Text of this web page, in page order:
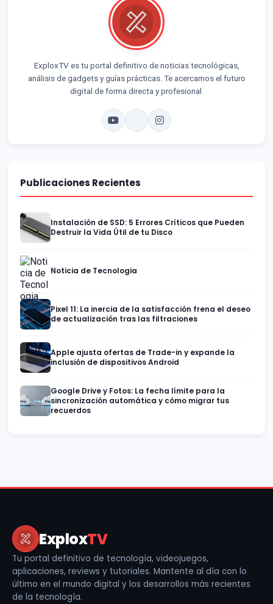
ExploxTV es tu portal definitivo de noticias tecnológicas,
análisis de gadgets y guías prácticas. Te acercamos el futuro
digital de forma directa y profesional.
Publicaciones Recientes
Instalación de SSD: 5 Errores Críticos que Pueden
Destruir la Vida Útil de tu Disco
Noticia de Tecnologia
Pixel 11: La inercia de la satisfacción frena el deseo
de actualización tras las filtraciones
Apple ajusta ofertas de Trade-in y expande la
inclusión de dispositivos Android
Google Drive y Fotos: La fecha límite para la
sincronización automática y cómo migrar tus
recuerdos
ExploxTV
Tu portal definitivo de tecnología, videojuegos,
aplicaciones, reviews y tutoriales. Mantente al día con lo
último en el mundo digital y los desarrollos más recientes
de la tecnología.